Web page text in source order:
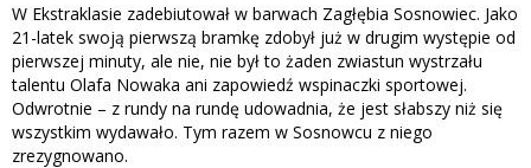
W Ekstraklasie zadebiutował w barwach Zagłębia Sosnowiec. Jako
21-latek swoją pierwszą bramkę zdobył już w drugim występie od
pierwszej minuty, ale nie, nie był to żaden zwiastun wystrzału
talentu Olafa Nowaka ani zapowiedź wspinaczki sportowej.
Odwrotnie – z rundy na rundę udowadnia, że jest słabszy niż się
wszystkim wydawało. Tym razem w Sosnowcu z niego
zrezygnowano.